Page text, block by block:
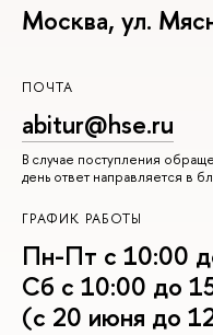
Москва, ул.
ПОЧТА
abitur@hse.ru
В случае поступления
день ответ направляется в
ГРАФИК РАБОТЫ
Пн-Пт с 10:00
Сб с 10:00 до
(с 20 июня до